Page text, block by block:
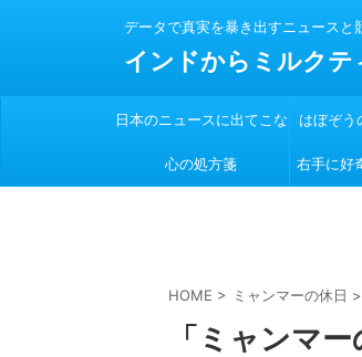
データで真実を暴き出すニュースと
インドからミルクテ
日本のニュースに出てこな
い
はぼぞう
心の処方箋 右手に好
HOME > ミャンマーの休日 >
「ミャンマ